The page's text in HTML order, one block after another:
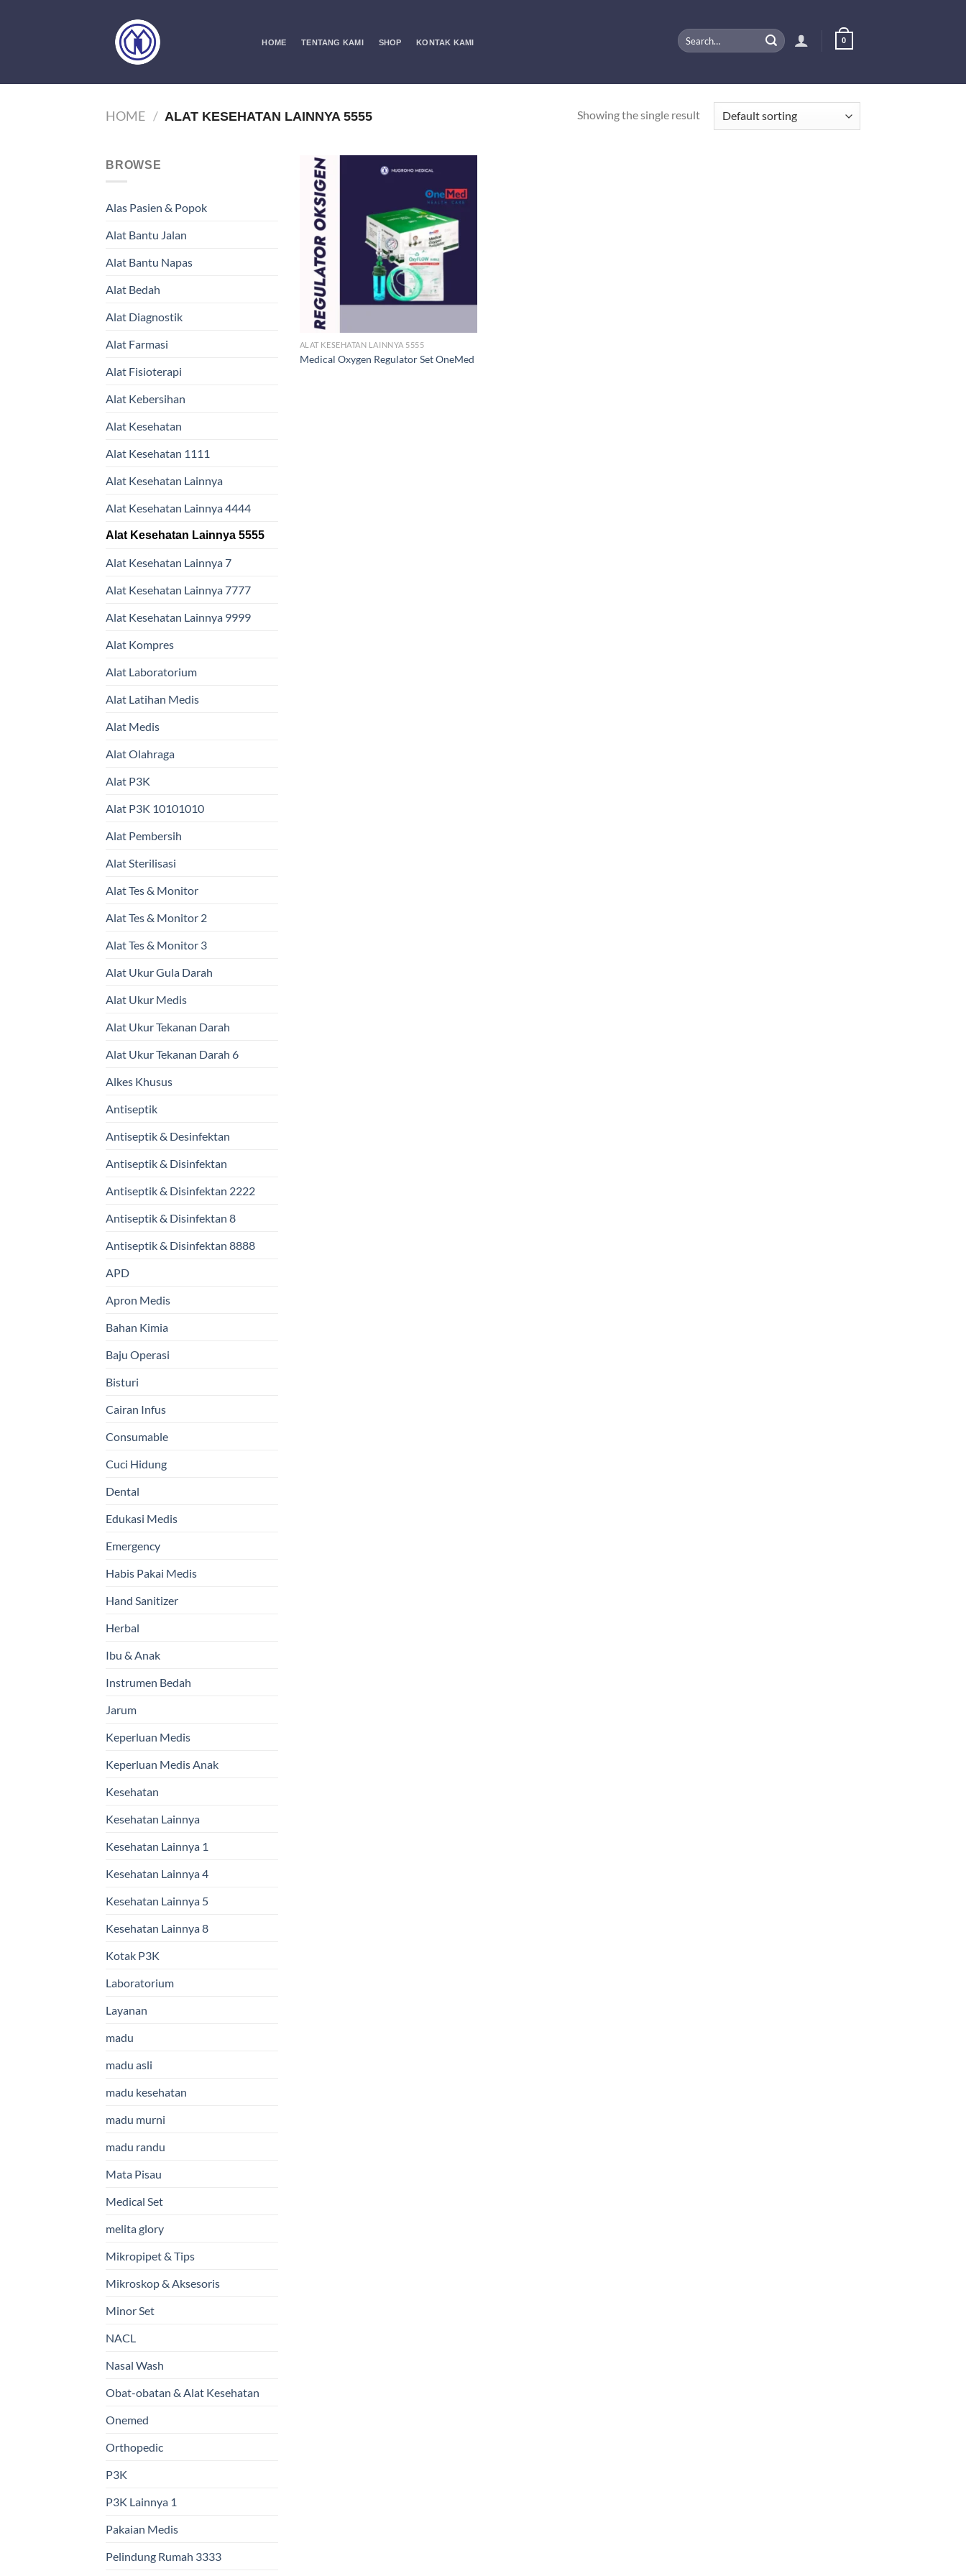
HOME TENTANG KAMI SHOP KONTAK KAMI
Search
for:
0
HOME / ALAT KESEHATAN LAINNYA 5555 Showing the single result
BROWSE
Alas Pasien & Popok
Alat Bantu Jalan
Alat Bantu Napas
Alat Bedah
Alat Diagnostik
Alat Farmasi
Alat Fisioterapi
Alat Kebersihan
Alat Kesehatan
Alat Kesehatan 1111
Alat Kesehatan Lainnya
Alat Kesehatan Lainnya 4444
Alat Kesehatan Lainnya 5555
Alat Kesehatan Lainnya 7
Alat Kesehatan Lainnya 7777
Alat Kesehatan Lainnya 9999
Alat Kompres
Alat Laboratorium
Alat Latihan Medis
Alat Medis
Alat Olahraga
Alat P3K
Alat P3K 10101010
Alat Pembersih
Alat Sterilisasi
Alat Tes & Monitor
Alat Tes & Monitor 2
Alat Tes & Monitor 3
Alat Ukur Gula Darah
Alat Ukur Medis
Alat Ukur Tekanan Darah
Alat Ukur Tekanan Darah 6
Alkes Khusus
Antiseptik
Antiseptik & Desinfektan
Antiseptik & Disinfektan
Antiseptik & Disinfektan 2222
Antiseptik & Disinfektan 8
Antiseptik & Disinfektan 8888
APD
Apron Medis
Bahan Kimia
Baju Operasi
Bisturi
Cairan Infus
Consumable
Cuci Hidung
Dental
Edukasi Medis
Emergency
Habis Pakai Medis
Hand Sanitizer
Herbal
Ibu & Anak
Instrumen Bedah
Jarum
Keperluan Medis
Keperluan Medis Anak
Kesehatan
Kesehatan Lainnya
Kesehatan Lainnya 1
Kesehatan Lainnya 4
Kesehatan Lainnya 5
Kesehatan Lainnya 8
Kotak P3K
Laboratorium
Layanan
madu
madu asli
madu kesehatan
madu murni
madu randu
Mata Pisau
Medical Set
melita glory
Mikropipet & Tips
Mikroskop & Aksesoris
Minor Set
NACL
Nasal Wash
Obat-obatan & Alat Kesehatan
Onemed
Orthopedic
P3K
P3K Lainnya 1
Pakaian Medis
Pelindung Rumah 3333
ALAT KESEHATAN LAINNYA 5555
Medical Oxygen Regulator Set OneMed